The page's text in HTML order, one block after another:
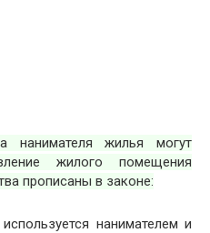
нанимателя жилья могут
жилого помещения
прописаны в законе:
нанимателем и